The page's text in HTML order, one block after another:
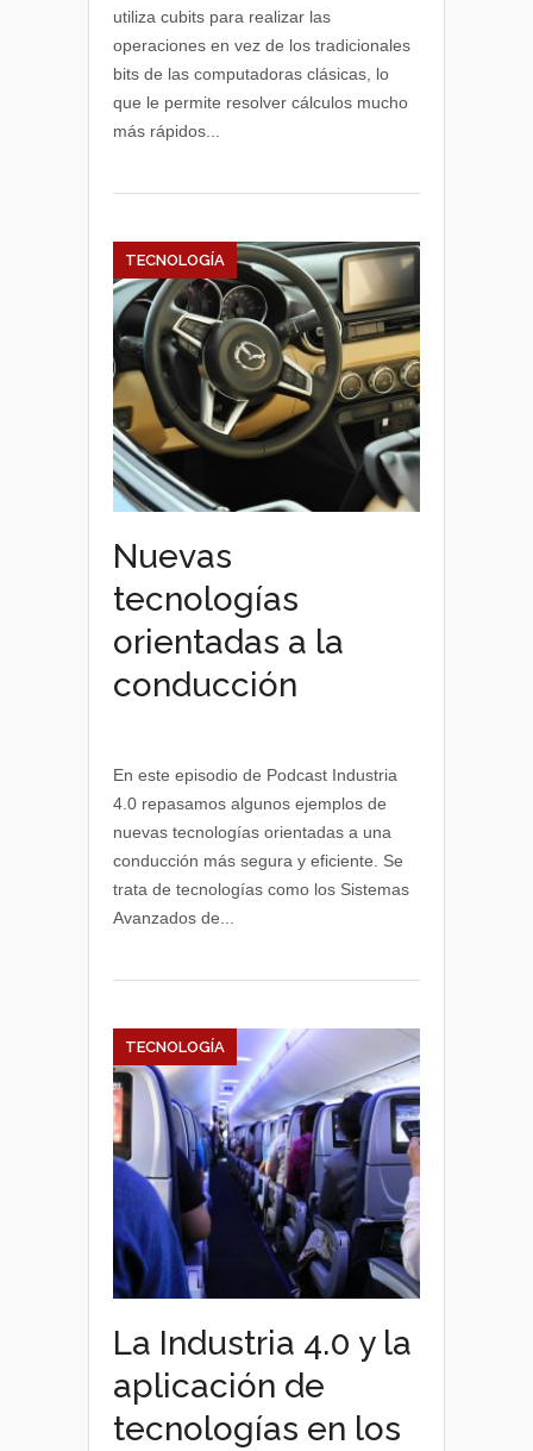
utiliza cubits para realizar las
operaciones en vez de los tradicionales
bits de las computadoras clásicas, lo
que le permite resolver cálculos mucho
más rápidos...
TECNOLOGÍA
Nuevas
tecnologías
orientadas a la
conducción
En este episodio de Podcast Industria
4.0 repasamos algunos ejemplos de
nuevas tecnologías orientadas a una
conducción más segura y eficiente. Se
trata de tecnologías como los Sistemas
Avanzados de...
TECNOLOGÍA
La Industria 4.0 y la
aplicación de
tecnologías en los